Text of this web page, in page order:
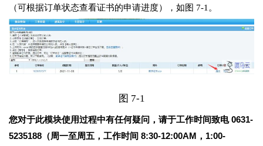
（可根据订单状态查看证书的申请进度），如图 7-1。
图 7-1
您对于此模块使用过程中有任何疑问，请于工作时间致电 0631-
5235188（周一至周五，工作时间 8:30-12:00AM，1:00-